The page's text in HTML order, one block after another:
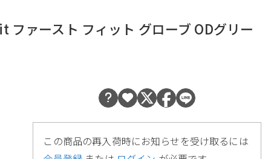
ァースト フィット グローブ ODグリー
この商品の再入荷時にお知らせを受け取るには